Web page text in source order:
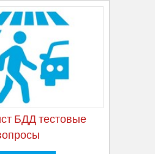
БДД тестовые